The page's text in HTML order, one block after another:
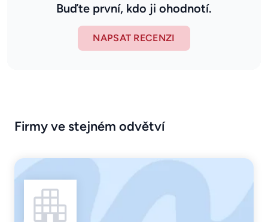
Buďte první, kdo ji ohodnotí.
NAPSAT RECENZI
Firmy ve stejném odvětví